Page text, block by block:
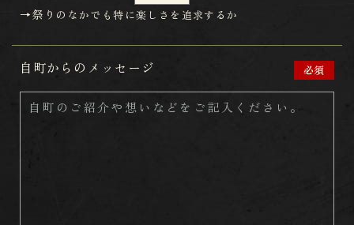
​​​​​​​→祭り のなかでも特に楽しさを追求するか​​​​​​​
自町からのメッセージ 必須